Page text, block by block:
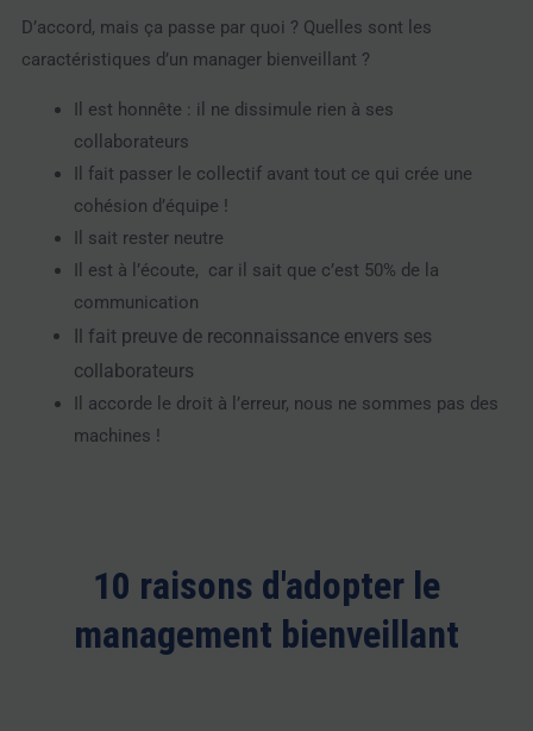
D’accord, mais ça passe par quoi ? Quelles sont les
caractéristiques d’un manager bienveillant ?
Il est honnête : il ne dissimule rien à ses
collaborateurs
Il fait passer le collectif avant tout ce qui crée une
cohésion d’équipe !
Il sait rester neutre
Il est à l’écoute, car il sait que c’est 50% de la
communication
Il fait preuve de reconnaissance envers ses
collaborateurs
Il accorde le droit à l’erreur, nous ne sommes pas des
machines !
10 raisons d'adopter le
management bienveillant